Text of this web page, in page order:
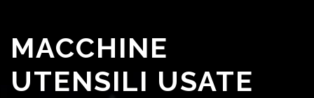
MACCHINE
UTENSILI USATE